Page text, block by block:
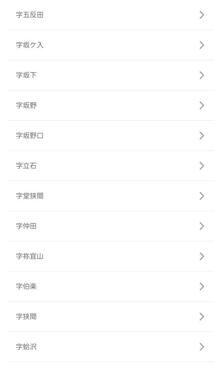
字五反田
字坂ケ入
字坂下
字坂野
字坂野口
字立石
字堂狭間
字仲田
字祢宜山
字伯楽
字狭間
字蛤沢